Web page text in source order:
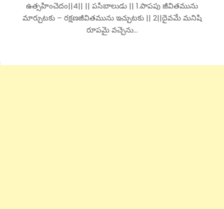
ఉత్సహించెదం||4|| || పసిబాలుడు || 1.పాపపు జీవితమును
మార్చుటకు – రక్షణజీవితమును ఇచ్చుటకు || 2||దైవమే మనిషి
రూపమై వచ్చెను…